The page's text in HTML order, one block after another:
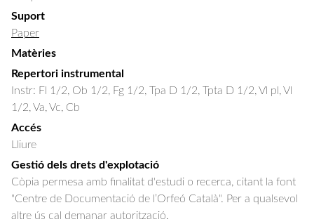
Suport
Paper
Matèries
Repertori instrumental
Instr: Fl 1/2, Ob 1/2, Fg 1/2, Tpa D 1/2, Tpta D 1/2, Vl pl, Vl
1/2, Va, Vc, Cb
Accés
Lliure
Gestió dels drets d'explotació
Còpia permesa amb finalitat d'estudi o recerca, citant la font
"Centre de Documentació de l’Orfeó Català". Per a qualsevol
altre ús cal demanar autorització.